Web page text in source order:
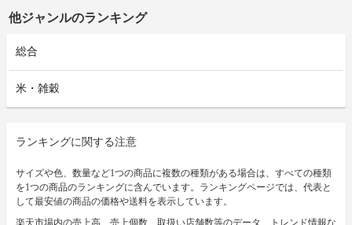
他ジャンルのランキング
総合
米・雑穀
ランキングに関する注意
サイズや色、数量など1つの商品に複数の種類がある場合は、すべての種類
を1つの商品のランキングに含んでいます。ランキングページでは、代表と
して最安値の商品の価格や送料を表示しています。
楽天市場内の売上高、売上個数、取扱い店舗数等のデータ、トレンド情報な